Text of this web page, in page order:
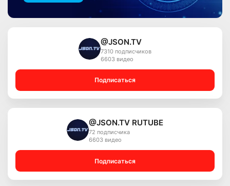
@JSON.TV
7310 подписчиков
6603 видео
Подписаться
@JSON.TV RUTUBE
72 подписчика
6603 видео
Подписаться